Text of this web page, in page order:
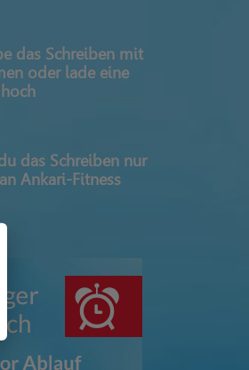
das Schreiben mit
oder lade eine
das Schreiben nur
Ankari-Fitness